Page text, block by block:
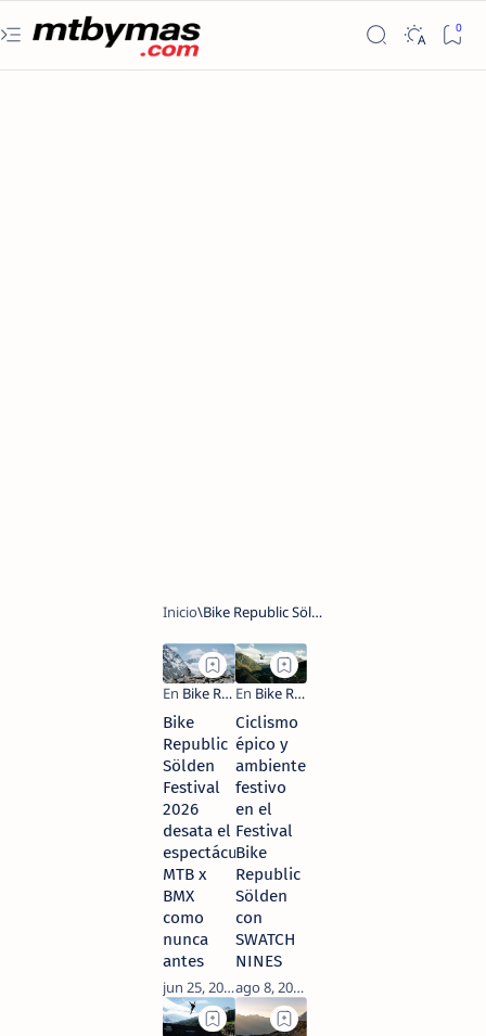
Bike
Republic
Sölden
Festival
2026
desata el
espectáculo:
MTB x
BMX
como
nunca
antes
Ciclismo
épico y
ambiente
festivo
en el
Festival
Bike
Republic
Sölden
con
SWATCH
NINES